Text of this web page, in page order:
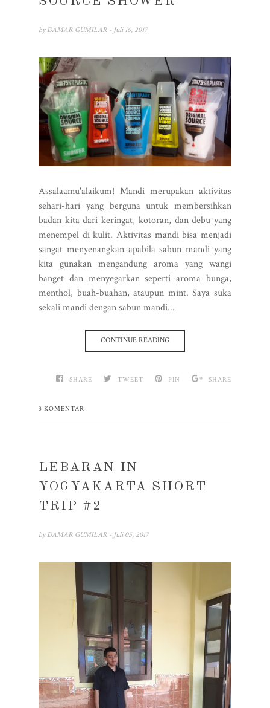
by DAMAR GUMILAR - Juli 16, 2017
Assalaamu'alaikum! Mandi merupakan aktivitas
sehari-hari yang berguna untuk membersihkan
badan kita dari keringat, kotoran, dan debu yang
menempel di kulit. Aktivitas mandi bisa menjadi
sangat menyenangkan apabila sabun mandi yang
kita gunakan mengandung aroma yang wangi
banget dan menyegarkan seperti aroma bunga,
menthol, buah-buahan, ataupun mint. Saya suka
sekali mandi dengan sabun mandi...
CONTINUE READING
SHARE TWEET PIN SHARE
3 KOMENTAR
LEBARAN IN
YOGYAKARTA SHORT
TRIP #2
by DAMAR GUMILAR - Juli 05, 2017